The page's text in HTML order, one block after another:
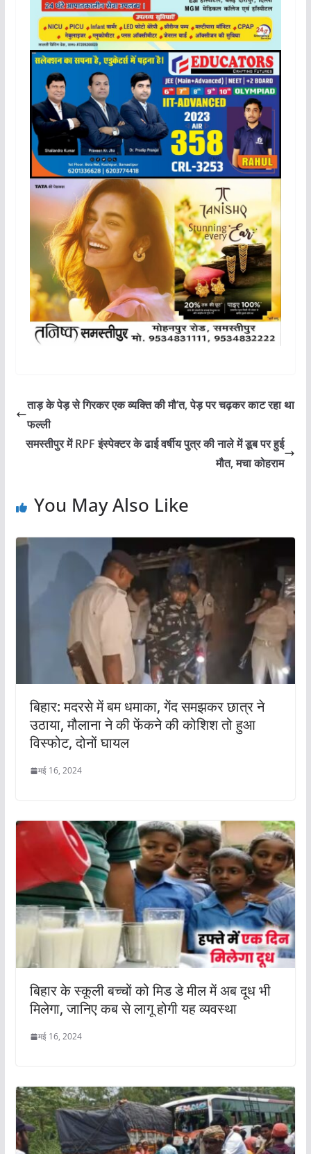
ताड़ के पेड़ से गिरकर एक व्यक्ति की मौ’त, पेड़ पर चढ़कर काट रहा था
फल्ली
समस्तीपुर में RPF इंस्पेक्टर के ढाई वर्षीय पुत्र की नाले में डूब पर हुई
मौत, मचा कोहराम
You May Also Like
बिहार: मदरसे में बम धमाका, गेंद समझकर छात्र ने
उठाया, मौलाना ने की फेंकने की कोशिश तो हुआ
विस्फोट, दोनों घायल
मई 16, 2024
बिहार के स्कूली बच्चों को मिड डे मील में अब दूध भी
मिलेगा, जानिए कब से लागू होगी यह व्यवस्था
मई 16, 2024